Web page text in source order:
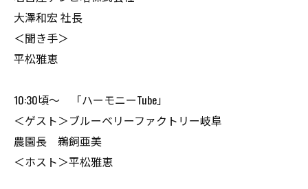
大澤和宏 社長
＜聞き手＞
平松雅恵
10:30頃～ 「ハーモニーTube」
＜ゲスト＞ブルーベリーファクトリー岐阜
農園長 鵜飼亜美
＜ホスト＞平松雅恵